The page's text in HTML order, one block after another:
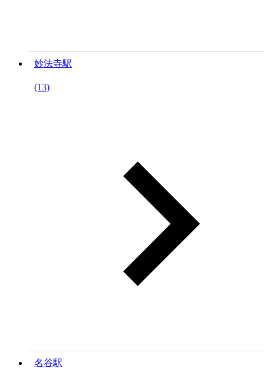
妙法寺駅
(13)
名谷駅